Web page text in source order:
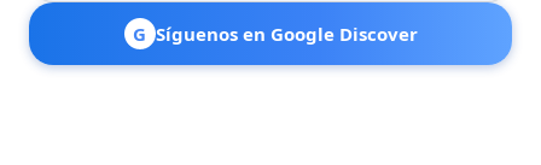
G Síguenos en Google Discover